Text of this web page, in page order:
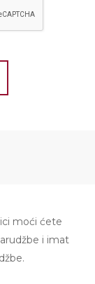
moći ćete
i imat